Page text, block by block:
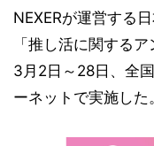
NEXERが運営する
「推し活に関する
3月2日～28日、全
ーネットで実施した。